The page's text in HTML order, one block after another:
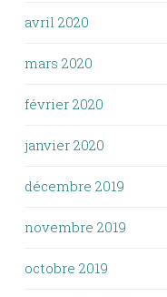
avril 2020
mars 2020
février 2020
janvier 2020
décembre 2019
novembre 2019
octobre 2019